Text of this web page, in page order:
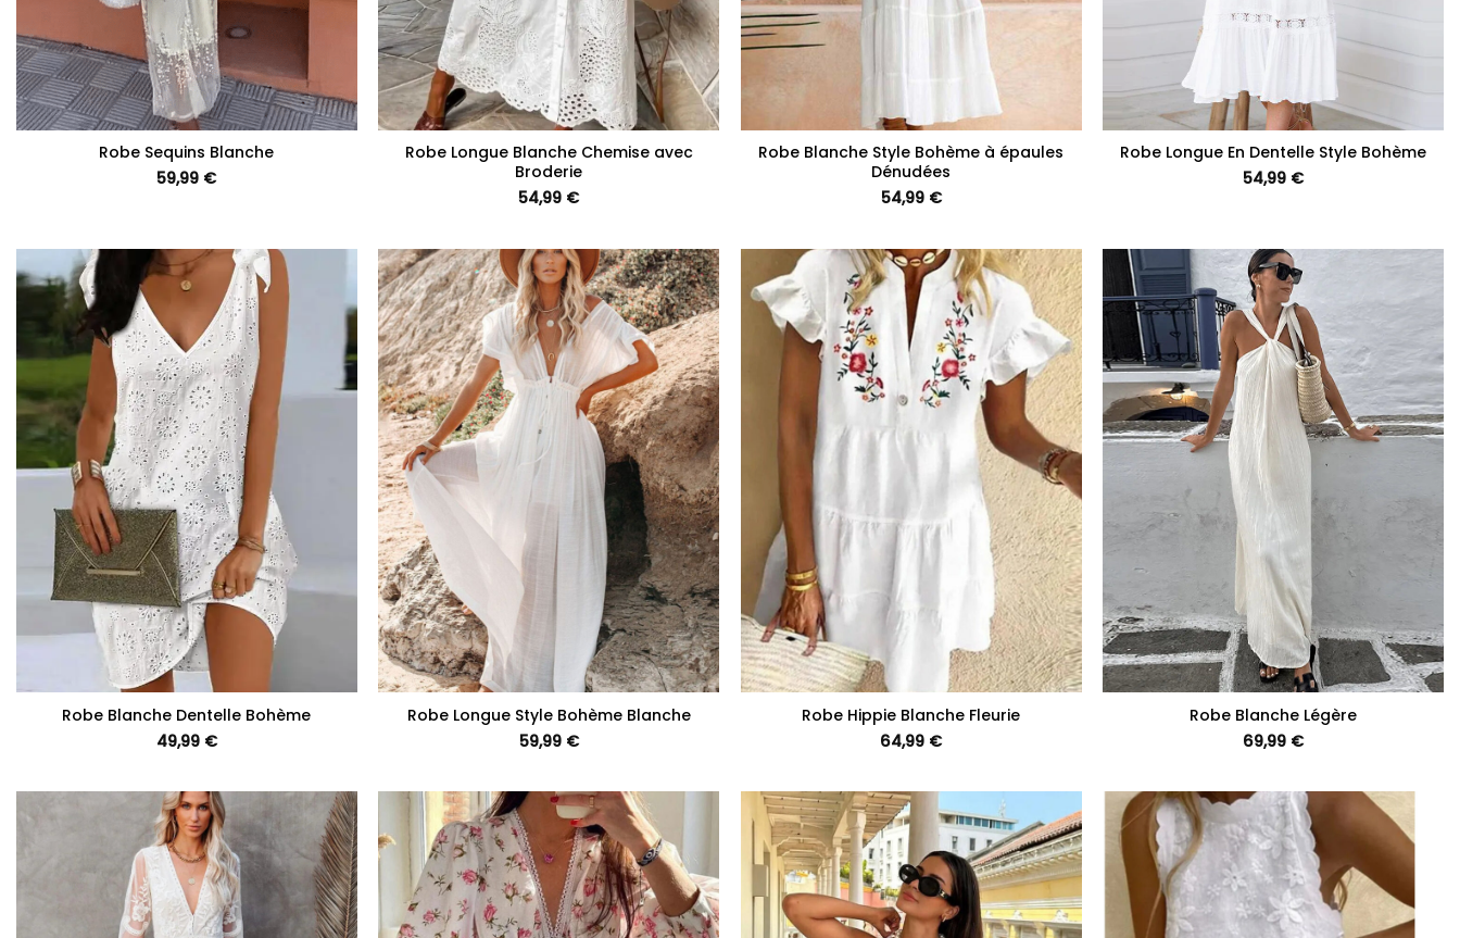
+
Robe Sequins Blanche
59,99 €
+
Robe Longue Blanche Chemise avec
Broderie
54,99 €
Robe Blanche Style Bohème à épaules
Dénudées
54,99 €
Robe Longue En Dentelle Style Bohème
54,99 €
Robe Blanche Dentelle Bohème
49,99 €
+
Robe Longue Style Bohème Blanche
59,99 €
+
Robe Hippie Blanche Fleurie
64,99 €
+
Robe Blanche Légère
69,99 €